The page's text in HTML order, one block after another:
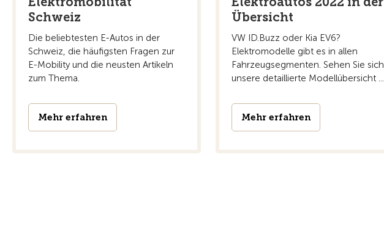
Schweiz
Die beliebtesten E-Autos in der
Schweiz, die häufigsten Fragen zur
E-Mobility und die neusten Artikeln
zum Thema.
Mehr erfahren
Übersicht
VW ID.Buzz oder Kia EV6?
Elektromodelle gibt es in allen
Fahrzeugsegmenten. Sehen Sie sich
unsere detaillierte Modellübersicht ...
Mehr erfahren